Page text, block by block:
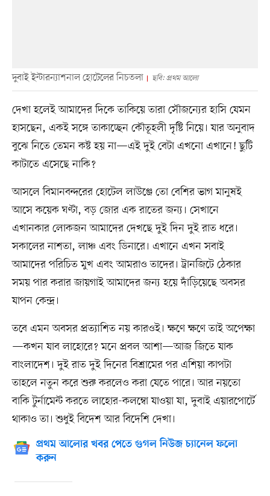
দুবাই ইন্টারন্যাশনাল হোটেলের নিচতলা ছবি: প্রথম আলো
দেখা হলেই আমাদের দিকে তাকিয়ে তারা সৌজন্যের হাসি যেমন
হাসছেন, একই সঙ্গে তাকাচ্ছেন কৌতূহলী দৃষ্টি নিয়ে। যার অনুবাদ
বুঝে নিতে তেমন কষ্ট হয় না—এই দুই বেটা এখনো এখানে! ছুটি
কাটাতে এসেছে নাকি?
আসলে বিমানবন্দরের হোটেল লাউঞ্জে তো বেশির ভাগ মানুষই
আসে কয়েক ঘণ্টা, বড় জোর এক রাতের জন্য। সেখানে
এখানকার লোকজন আমাদের দেখছে দুই দিন দুই রাত ধরে।
সকালের নাশতা, লাঞ্চ এবং ডিনারে। এখানে এখন সবাই
আমাদের পরিচিত মুখ এবং আমরাও তাদের। ট্রানজিটে ঠেকার
সময় পার করার জায়গাই আমাদের জন্য হয়ে দাঁড়িয়েছে অবসর
যাপন কেন্দ্র।
তবে এমন অবসর প্রত্যাশিত নয় কারওই। ক্ষণে ক্ষণে তাই অপেক্ষা
—কখন যাব লাহোরে? মনে প্রবল আশা—আজ জিতে যাক
বাংলাদেশ। দুই রাত দুই দিনের বিশ্রামের পর এশিয়া কাপটা
তাহলে নতুন করে শুরু করলেও করা যেতে পারে। আর নয়তো
বাকি টুর্নামেন্ট করতে লাহোর-কলম্বো যাওয়া যা, দুবাই এয়ারপোর্টে
থাকাও তা। শুধুই বিদেশ আর বিদেশি দেখা।
প্রথম আলোর খবর পেতে গুগল নিউজ চ্যানেল ফলো
করুন